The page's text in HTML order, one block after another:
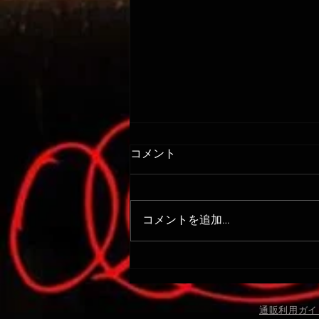
生地の汚染に関しまして
コメント
コメントを追加…
通販​利用 ガ